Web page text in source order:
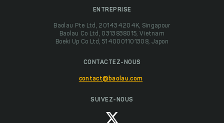
ENTREPRISE
Baolau Pte Ltd, 201434204K, Singapour
Baolau Co Ltd, 0313838015, Vietnam
Boeki Up Co Ltd, 5140001101308, Japon
CONTACTEZ-NOUS
contact@baolau.com
SUIVEZ-NOUS